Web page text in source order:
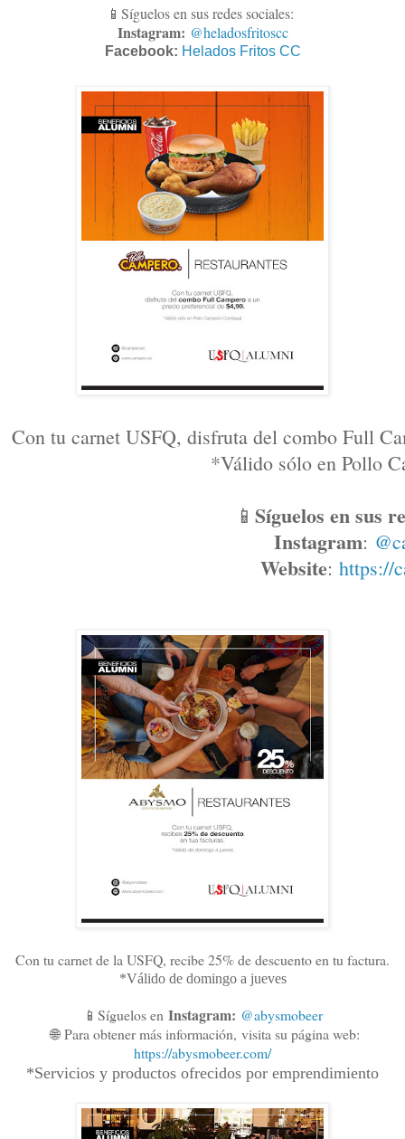
📱Síguelos en sus redes sociales:
Instagram: @heladosfritoscc
Facebook: Helados Fritos CC
Con tu carnet USFQ, disfruta del combo Full
*Válido sólo en Pollo
📱 Síguelos en sus
Instagram:
Website: https://
Con tu carnet de la USFQ, recibe 25% de descuento en tu factura.
*Válido de domingo a jueves
📱Síguelos en Instagram: @abysmobeer
🌐Para obtener más información, visita su página web:
https://abysmobeer.com/
*Servicios y productos ofrecidos por emprendimiento